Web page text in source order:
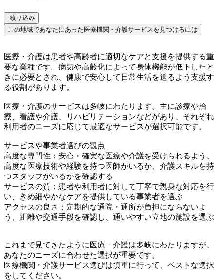
絞り込み
この地域であなたにあった医療機関・介護サービスを見つけるには
医療・介護は患者や高齢者に適切なケアと支援を提供する重
要な業種です。病気や高齢化によって身体機能が低下したと
きに必要とされ、健康で安心して日常生活を送るよう支援す
る役割があります。
医療・介護のサービスは多岐にわたります。主に診療や治
療、看護や介護、リハビリテーションなどがあり、それぞれ
利用者のニーズに応じて最適なサービスが選択可能です。
サービスや事業者選びの観点
高度な専門性：安心・確実な医療や介護を受けられるよう、
高度な医療技術や経験を持つ医師がいるか、介護スキルを持
つスタッフがいるかを確認する
サービスの質：患者や利用者に対して丁寧で親身な対応を行
い、きめ細やかなケアを提供している事業者を選ぶ
アクセスの良さ：定期的な通院・通所が負担にならないよ
う、距離や交通手段を確認し、通いやすい立地の施設を選ぶ
これまで見てきたように医療・介護は多岐にわたりますが、
あなたのニーズに合わせた選択が重要です。
医療機関・介護サービス選びは慎重に行って、ベストな選択
をしてください。